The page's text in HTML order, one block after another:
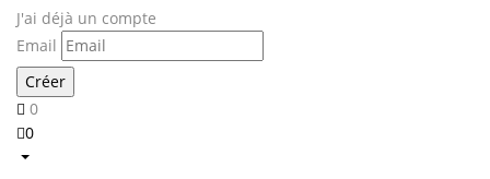
J'ai déjà un compte
Email
0
0